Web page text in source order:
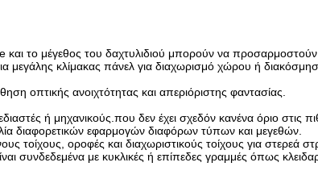
και το μέγεθος του δαχτυλιδιού μπορούν να
μεγάλης κλίμακας πάνελ για διαχωρισμό χώρου ή
οπτικής ανοιχτότητας και απεριόριστης φαντασίας.
ή μηχανικούς.που δεν έχει σχεδόν κανένα όριο στις
διαφορετικών εφαρμογών διαφόρων τύπων και μεγεθών.
οροφές και διαχωριστικούς τοίχους για στερεά
συνδεδεμένα με κυκλικές ή επίπεδες γραμμές όπως